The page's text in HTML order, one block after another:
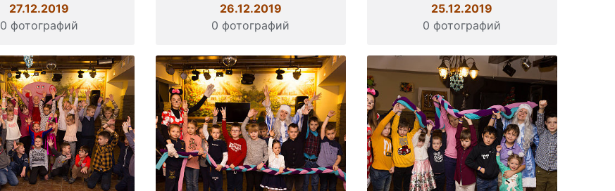
27.12.2019
0 фотографий
26.12.2019
0 фотографий
25.12.2019
0 фотографий